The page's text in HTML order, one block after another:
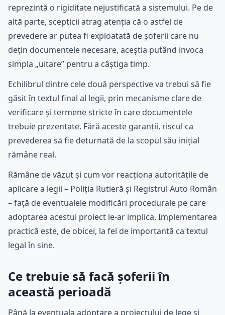
reprezintă o rigiditate nejustificată a sistemului. Pe de
altă parte, scepticii atrag atenția că o astfel de
prevedere ar putea fi exploatată de șoferii care nu
dețin documentele necesare, aceștia putând invoca
simpla „uitare” pentru a câștiga timp.
Echilibrul dintre cele două perspective va trebui să fie
găsit în textul final al legii, prin mecanisme clare de
verificare și termene stricte în care documentele
trebuie prezentate. Fără aceste garanții, riscul ca
prevederea să fie deturnată de la scopul său inițial
rămâne real.
Rămâne de văzut și cum vor reacționa autoritățile de
aplicare a legii – Poliția Rutieră și Registrul Auto Român
– față de eventualele modificări procedurale pe care
adoptarea acestui proiect le-ar implica. Implementarea
practică este, de obicei, la fel de importantă ca textul
legal în sine.
Ce trebuie să facă șoferii în
această perioadă
Până la eventuala adoptare a proiectului de lege și